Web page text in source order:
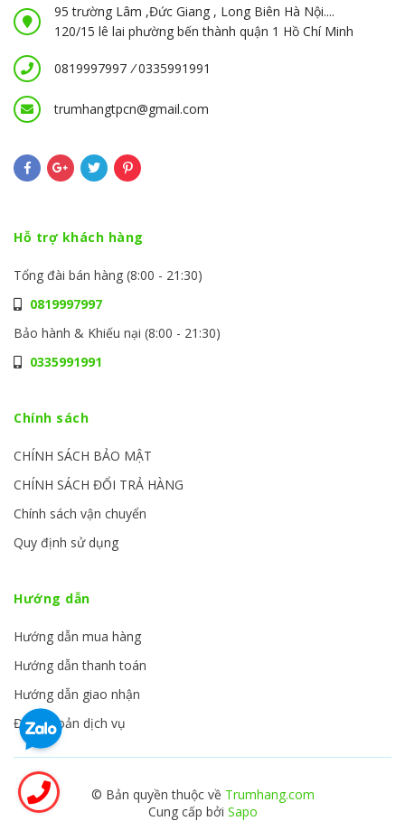
95 trường Lâm ,Đức Giang , Long Biên Hà Nội....
120/15 lê lai phường bến thành quận 1 Hồ Chí Minh
0819997997 /0335991991
trumhangtpcn@gmail.com
Hỗ trợ khách hàng
Tổng đài bán hàng (8:00 - 21:30)
0819997997
Bảo hành & Khiếu nại (8:00 - 21:30)
0335991991
Chính sách
CHÍNH SÁCH BẢO MẬT
CHÍNH SÁCH ĐỔI TRẢ HÀNG
Chính sách vận chuyển
Quy định sử dụng
Hướng dẫn
Hướng dẫn mua hàng
Hướng dẫn thanh toán
Hướng dẫn giao nhận
Điều khoản dịch vụ
© Bản quyền thuộc về Trumhang.com
Cung cấp bởi Sapo